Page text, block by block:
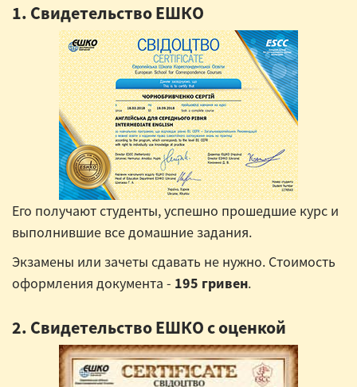
1. Свидетельство ЕШКО
Его получают студенты, успешно прошедшие курс и
выполнившие все домашние задания.
Экзамены или зачеты сдавать не нужно. Стоимость
оформления документа - 195 гривен.
2. Свидетельство ЕШКО с оценкой